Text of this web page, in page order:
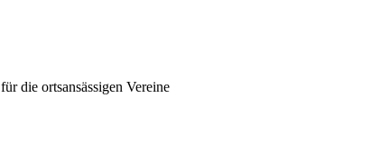
die ortsansässigen Vereine